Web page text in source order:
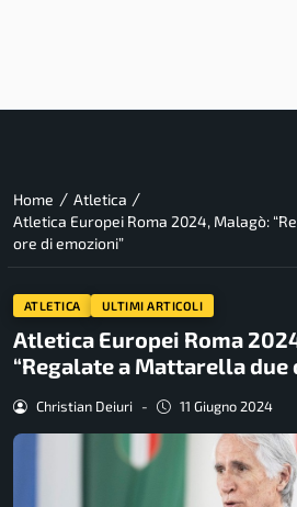
Home / Atletica /
Atletica Europei Roma 2024, Malagò:
ore di emozioni”
ATLETICA ULTIMI ARTICOLI
Atletica Europei Roma
“Regalate a Mattarella due
Christian Deiuri - 11 Giugno 2024